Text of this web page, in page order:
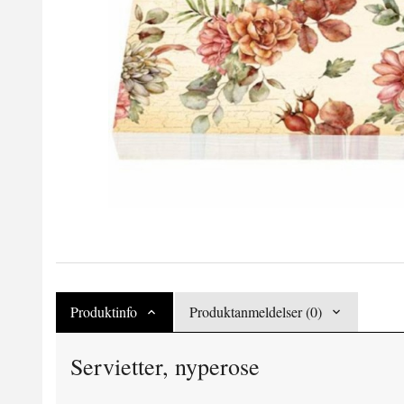
Produktinfo Produktanmeldelser (0)
Servietter, nyperose